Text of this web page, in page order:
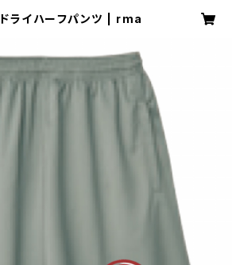
RMA ドライハーフパンツ | rma